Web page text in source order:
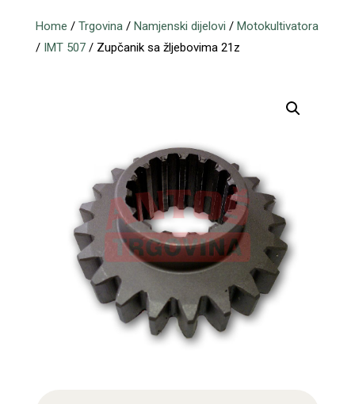
Home / Trgovina / Namjenski dijelovi / Motokultivatora
/ IMT 507/ Zupčanik sa žljebovima 21z